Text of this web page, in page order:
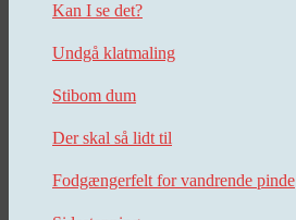
Kan I se det?
Undgå klatmaling
Stibom dum
Der skal så lidt til
Fodgængerfelt for vandrende pinde